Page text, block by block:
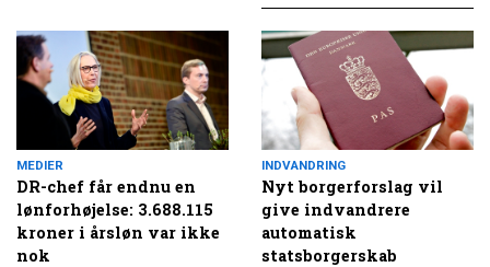
MEDIER
DR-chef får endnu en
lønforhøjelse: 3.688.115
kroner i årsløn var ikke
nok
INDVANDRING
Nyt borgerforslag vil
give indvandrere
automatisk
statsborgerskab